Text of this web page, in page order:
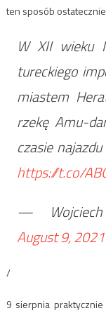
ten sposób
W XII wieku
tureckiego
miastem
rzekę Amu-
czasie
https://t.co/
— Wojciech
August 9, 2021
/
9 sierpnia